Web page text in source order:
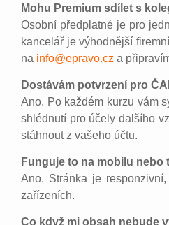
Mohu Premium sdílet s
Osobní předplatné je pro
kancelář je výhodnější
na info@epravo.cz a
Dostávám potvrzení pro
Ano. Po každém kurzu vám
shlédnutí pro účely dalšího
stáhnout z vašeho účtu.
Funguje to na mobilu nebo
Ano. Stránka je
zařízeních.
Co když mi obsah nebude